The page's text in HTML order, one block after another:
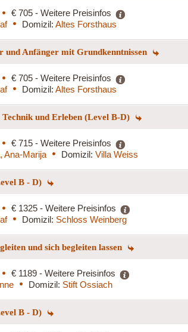
€ 705 - Weitere Preisinfos
Domizil: Altes Forsthaus
Anfänger mit Grundkenntnissen
€ 705 - Weitere Preisinfos
Domizil: Altes Forsthaus
und Erleben (Level B-D)
€ 715 - Weitere Preisinfos
Ana-Marija Domizil: Villa Weiss
B - D)
€ 1325 - Weitere Preisinfos
Domizil: Schloss Weinberg
und sich begleiten lassen
€ 1189 - Weitere Preisinfos
Domizil: Stift Ossiach
B - D)